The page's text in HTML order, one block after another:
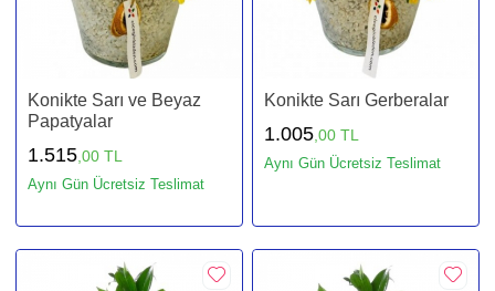
Konikte Sarı ve Beyaz
Papatyalar
1.515 ,00 TL
Aynı Gün Ücretsiz Teslimat
Konikte Sarı Gerberalar
1.005 ,00 TL
Aynı Gün Ücretsiz Teslimat